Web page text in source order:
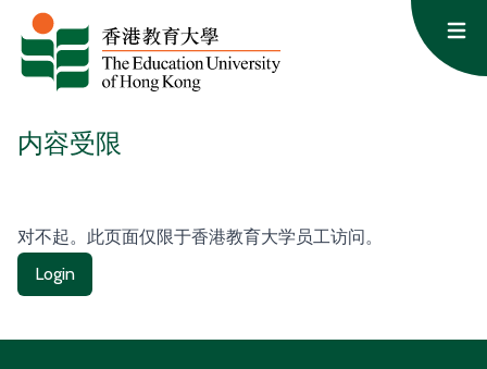
跳至内容
内容受限
对不起。此页面仅限于香港教育大学员工访问。
Login